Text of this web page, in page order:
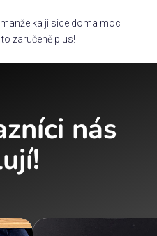
ji sice doma moc
zaručeně plus!
nás